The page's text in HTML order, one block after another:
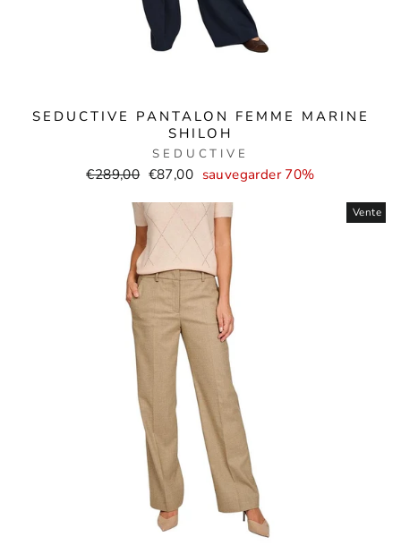
SEDUCTIVE PANTALON FEMME MARINE
SHILOH
SEDUCTIVE
Prix
€289,00 Prix
de
vente
€87,00 sauvegarder 70%
Vente